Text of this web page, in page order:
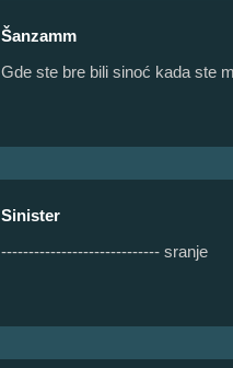
Šanzamm
Gde ste bre bili sinoć kada ste
Sinister
----------------------------- sranje